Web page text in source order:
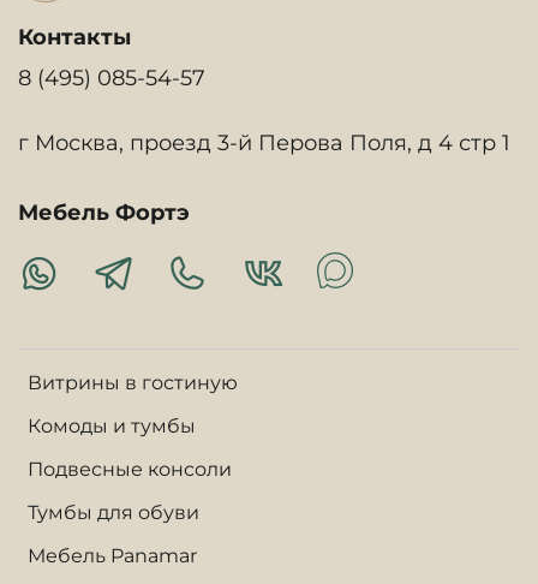
Витрины в гостиную
Комоды и тумбы
Подвесные консоли
Тумбы для обуви
Мебель Panamar
Контакты
8 (495) 085-54-57
г Москва, проезд 3-й Перова Поля, д 4 стр 1
Мебель Фортэ